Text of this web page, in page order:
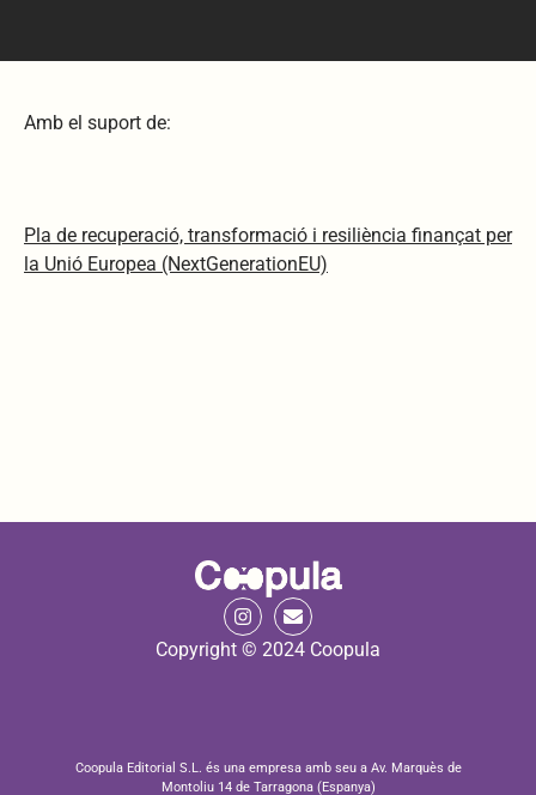
Amb el suport de:
Pla de recuperació, transformació i resiliència finançat per
la Unió Europea (NextGenerationEU)
Copyright © 2024 Coopula
Coopula Editorial S.L. és una empresa amb seu a Av. Marquès de
Montoliu 14 de Tarragona (Espanya)